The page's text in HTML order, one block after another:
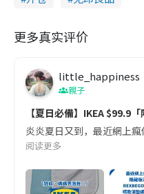
更多真实评价
little_happiness
親子
【夏日必備】IKEA $99.9
炎炎夏日又到，最近網上
阅读更多